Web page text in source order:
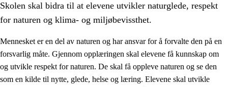
Skolen skal bidra til at elevene utvikler naturglede, respekt
for naturen og klima- og miljøbevissthet.
Mennesket er en del av naturen og har ansvar for å forvalte den på en
forsvarlig måte. Gjennom opplæringen skal elevene få kunnskap om
og utvikle respekt for naturen. De skal få oppleve naturen og se den
som en kilde til nytte, glede, helse og læring. Elevene skal utvikle